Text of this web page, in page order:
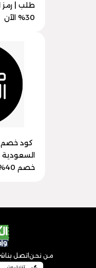
30% الآن
كود خصم
خصم 40% فعال
من نحن اتصل بنا